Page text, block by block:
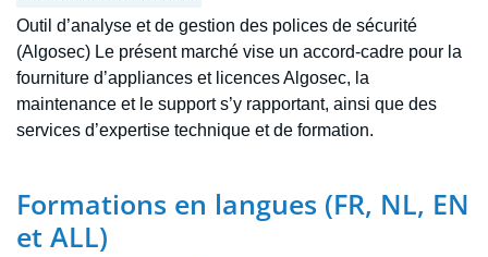
Outil d’analyse et de gestion des polices de sécurité
(Algosec) Le présent marché vise un accord-cadre pour la
fourniture d’appliances et licences Algosec, la
maintenance et le support s’y rapportant, ainsi que des
services d’expertise technique et de formation.
Formations en langues (FR, NL, EN
et ALL)